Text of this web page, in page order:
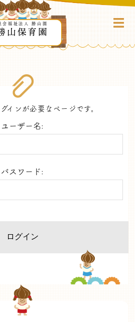
会福祉法人 勝山園
山保育園
インが必要なページです。
ユーザー名:
パスワード: